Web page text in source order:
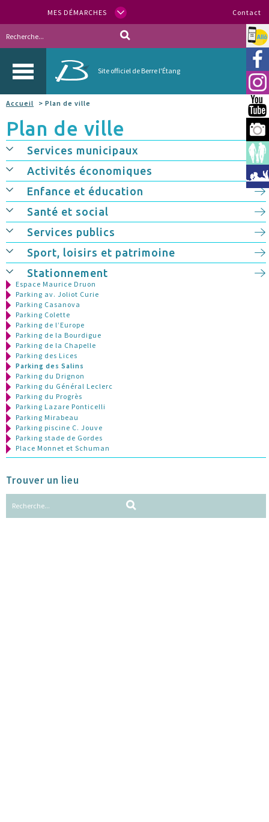
MES DÉMARCHES Contact
Site officiel de Berre l'Étang
Allo
Accueil > Plan de ville
Plan de ville
Services municipaux
Activités économiques
Enfance et éducation
Santé et social
Services publics
Sport, loisirs et patrimoine
Stationnement
Espace Maurice Druon
Parking av. Joliot Curie
Parking Casanova
Parking Colette
Parking de l’Europe
Parking de la Bourdigue
Parking de la Chapelle
Parking des Lices
Parking des Salins
Parking du Drignon
Parking du Général Leclerc
Parking du Progrès
Parking Lazare Ponticelli
Parking Mirabeau
Parking piscine C. Jouve
Parking stade de Gordes
Place Monnet et Schuman
Trouver un lieu